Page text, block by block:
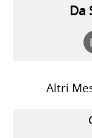
Da
Altri